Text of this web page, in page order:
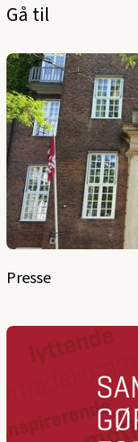
Gå til
Presse